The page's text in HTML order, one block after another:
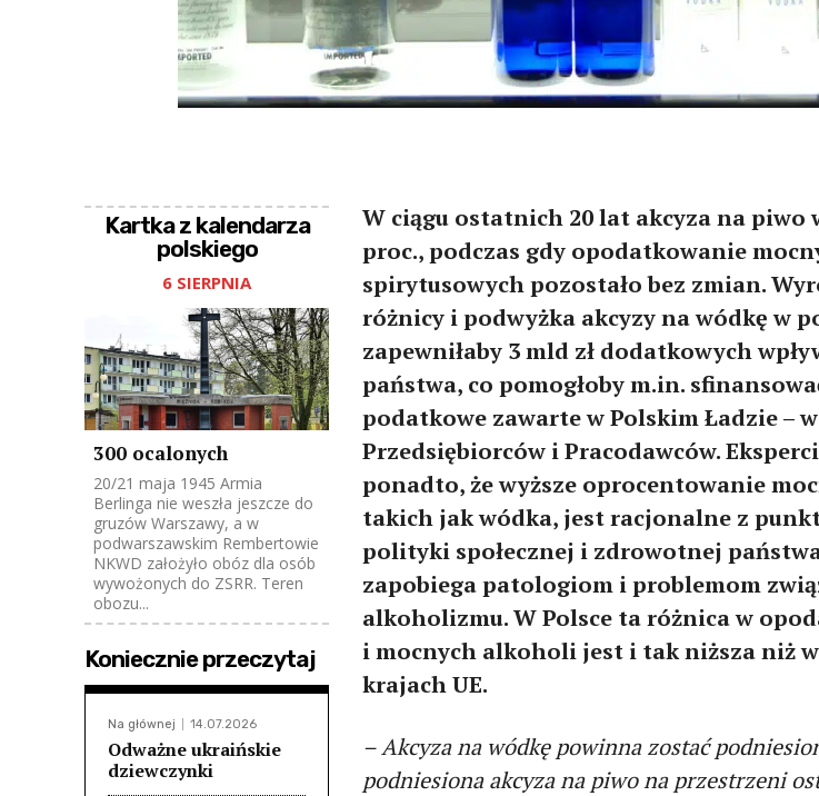
Kartka z kalendarza
polskiego
6 SIERPNIA
300 ocalonych
20/21 maja 1945 Armia
Berlinga nie weszła jeszcze do
gruzów Warszawy, a w
podwarszawskim Rembertowie
NKWD założyło obóz dla osób
wywożonych do ZSRR. Teren
obozu...
Koniecznie przeczytaj
Na głównej 14.07.2026
Odważne ukraińskie
dziewczynki
W ciągu ostatnich 20 lat akcyza na piwo
proc., podczas gdy opodatkowanie
spirytusowych pozostało bez zmian.
różnicy i podwyżka akcyzy na wódkę w
zapewniłaby 3 mld zł dodatkowych
państwa, co pomogłoby m.in.
podatkowe zawarte w Polskim Ładzie –
Przedsiębiorców i Pracodawców.
ponadto, że wyższe oprocentowanie
takich jak wódka, jest racjonalne z
polityki społecznej i zdrowotnej
zapobiega patologiom i problemom
alkoholizmu. W Polsce ta różnica w
i mocnych alkoholi jest i tak niższa niż
krajach UE.
– Akcyza na wódkę powinna zostać
podniesiona akcyza na piwo na przestrzeni